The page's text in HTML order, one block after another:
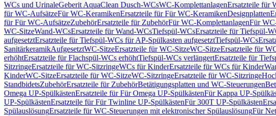
WCs und UrinaleGeberit AquaClean Dusch-WCsWC-KomplettanlagenErsatzteile für
für WC-AufsätzeFür WC-KeramikenErsatzteile für Für WC-KeramikenDesignplatten
für Für WC-AufsätzeZubehörErsatzteile für ZubehörFür WC-KomplettanlagenFür
WC-SitzeWand-WCsErsatzteile für Wand-WCsTiefspül-WCsErsatzteile für Tiefspül-
aufgesetztErsatzteile für Tiefspül-WCs für AP-Spülkasten aufgesetztTiefspül-WCs
SanitärkeramikAufgesetztWC-SitzeErsatzteile für WC-SitzeWC-SitzeErsatzteile für
erhöhtErsatzteile für Flachspül-WCs erhöhtTiefspül-WCs verlängertErsatzteile für
SitzringeErsatzteile für WC-SitzringeWCs für KinderErsatzteile für WCs für Kinder
KinderWC-SitzeErsatzteile für WC-SitzeWC-SitzringeErsatzteile für WC-Sitzringe
StandbidetsZubehörErsatzteile für ZubehörBetätigungsplatten und WC-Steuerungen
Omega UP-SpülkästenErsatzteile für Für Omega UP-SpülkästenFür Kappa UP-
UP-SpülkästenErsatzteile für Für Twinline UP-SpülkästenFür 300T UP-Spülkästen
SpülauslösungErsatzteile für WC-Steuerungen mit elektronischer SpülauslösungFür